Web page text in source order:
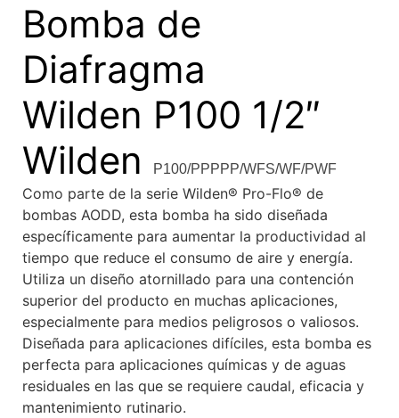
Bomba de
Diafragma
Wilden P100 1/2″
Wilden
P100/PPPPP/WFS/WF/PWF
Como parte de la serie Wilden® Pro-Flo® de
bombas AODD, esta bomba ha sido diseñada
específicamente para aumentar la productividad al
tiempo que reduce el consumo de aire y energía.
Utiliza un diseño atornillado para una contención
superior del producto en muchas aplicaciones,
especialmente para medios peligrosos o valiosos.
Diseñada para aplicaciones difíciles, esta bomba es
perfecta para aplicaciones químicas y de aguas
residuales en las que se requiere caudal, eficacia y
mantenimiento rutinario.